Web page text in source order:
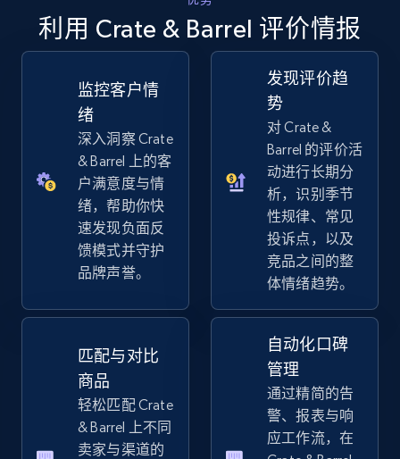
TikTok Shop - discover records by shop url
URL, Title, Available, Description, Currency, Initial
price, Final price, Discount percent, and more.
5.4K+ 668+ 立即开始
Amazon sellers info
Seller id, URL, Seller name, Description, Detailed
info, Stars, Feedbacks, Return policy, and more.
2.5K+ 378+ 立即开始
eBay
利用 Crate & Barrel 评价情报
监控客户情
绪
深入洞察 Crate
& Barrel 上的客
户满意度与情
绪，帮助你快
速发现负面反
馈模式并守护
品牌声誉。
发现评价趋
势
对 Crate &
Barrel 的评价活
动进行长期分
析，识别季节
性规律、常见
投诉点，以及
竞品之间的整
体情绪趋势。
匹配与对比
商品
轻松匹配 Crate
& Barrel 上不同
卖家与渠道的
自动化口碑
管理
通过精简的告
警、报表与响
应工作流，在